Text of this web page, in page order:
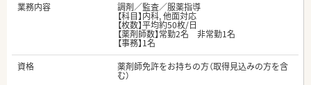
業務内容
調剤／監査／服薬指導
【科目】内科, 他面対応
【枚数】平均約50枚/日
【薬剤師数】常勤2名 非常勤1名
【事務】1名
資格
薬剤師免許をお持ちの方（取得見込みの方を含
む）